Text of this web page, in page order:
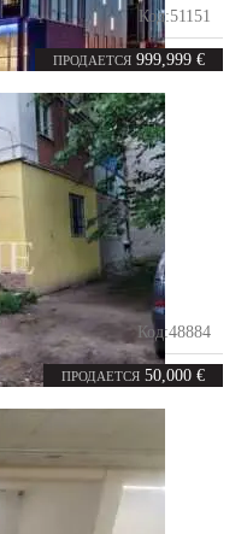
ПРОДАЕТСЯ 999,999 €
Код:51151
m²
ПРОДАЕТСЯ 50,000 €
Код:48884
42.3 m²